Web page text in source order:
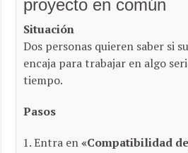
proyecto en común
Situación
Dos personas quieren saber si
encaja para trabajar en algo
tiempo.
Pasos
Entra en«Compatibilidad